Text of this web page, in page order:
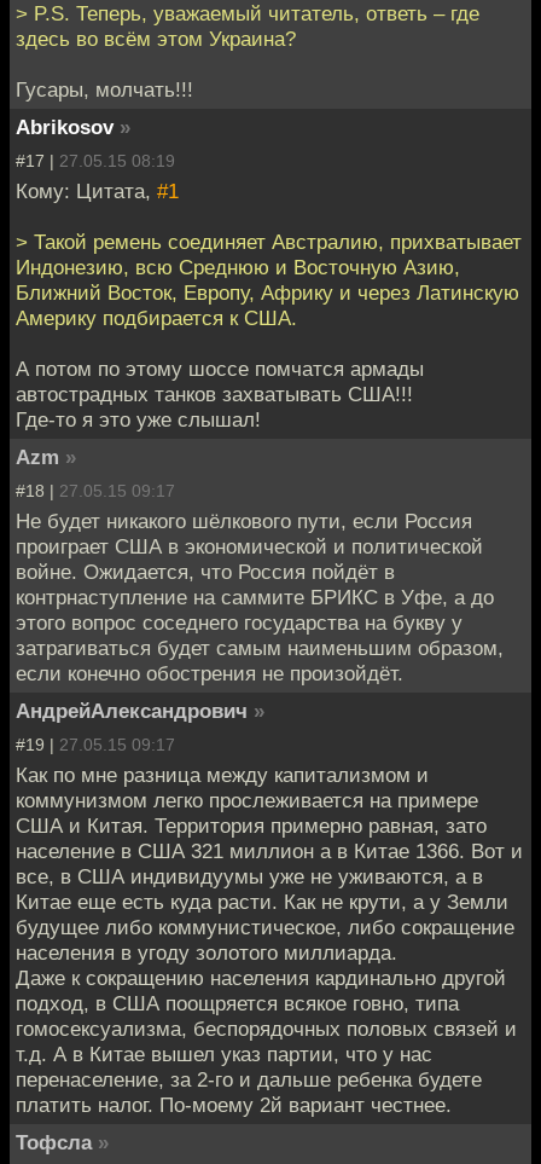
> P.S. Теперь, уважаемый читатель, ответь – где
здесь во всём этом Украина?
Гусары, молчать!!!
Abrikosov »
#17 | 27.05.15 08:19
Кому: Цитата, #1
> Такой ремень соединяет Австралию, прихватывает
Индонезию, всю Среднюю и Восточную Азию,
Ближний Восток, Европу, Африку и через Латинскую
Америку подбирается к США.
А потом по этому шоссе помчатся армады
автострадных танков захватывать США!!!
Где-то я это уже слышал!
Azm »
#18 | 27.05.15 09:17
Не будет никакого шёлкового пути, если Россия
проиграет США в экономической и политической
войне. Ожидается, что Россия пойдёт в
контрнаступление на саммите БРИКС в Уфе, а до
этого вопрос соседнего государства на букву у
затрагиваться будет самым наименьшим образом,
если конечно обострения не произойдёт.
АндрейАлександрович »
#19 | 27.05.15 09:17
Как по мне разница между капитализмом и
коммунизмом легко прослеживается на примере
США и Китая. Территория примерно равная, зато
население в США 321 миллион а в Китае 1366. Вот и
все, в США индивидуумы уже не уживаются, а в
Китае еще есть куда расти. Как не крути, а у Земли
будущее либо коммунистическое, либо сокращение
населения в угоду золотого миллиарда.
Даже к сокращению населения кардинально другой
подход, в США поощряется всякое говно, типа
гомосексуализма, беспорядочных половых связей и
т.д. А в Китае вышел указ партии, что у нас
перенаселение, за 2-го и дальше ребенка будете
платить налог. По-моему 2й вариант честнее.
Тофсла »